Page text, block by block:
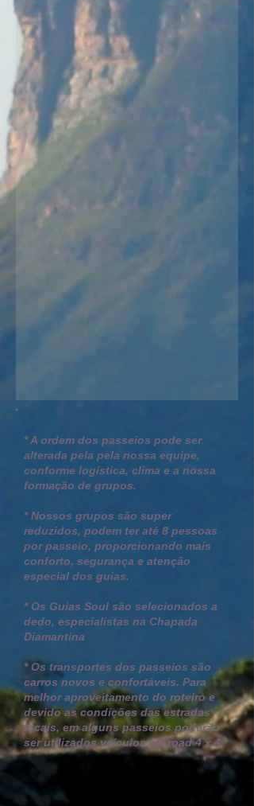
* A ordem dos passeios pode ser
alterada pela pela nossa equipe,
conforme logística, clima e a nossa
formação de grupos.
* Nossos grupos são super
reduzidos, podem ter até 8 pessoas
por passeio, proporcionando mais
conforto, segurança e atenção
especial dos guias.
* Os Guias Soul são selecionados a
dedo, especialistas na Chapada
Diamantina
* Os transportes dos passeios são
carros novos e confortáveis. Para
melhor aproveitamento do roteiro e
devido as condições das estradas
locais, em alguns passeios poderão
ser utilizados veículos off road 4 x 4